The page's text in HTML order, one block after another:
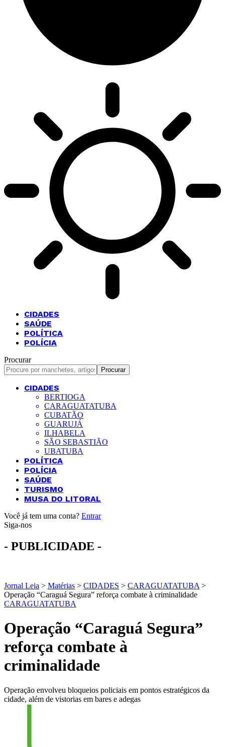
CIDADES
SAÚDE
POLÍTICA
POLÍCIA
Procurar
CIDADES
BERTIOGA
CARAGUATATUBA
CUBATÃO
GUARUJÁ
ILHABELA
SÃO SEBASTIÃO
UBATUBA
POLÍTICA
POLÍCIA
SAÚDE
TURISMO
MUSA DO LITORAL
Você já tem uma conta? Entrar
Siga-nos
- PUBLICIDADE -
Jornal Leia > Matérias > CIDADES > CARAGUATATUBA >
Operação “Caraguá Segura” reforça combate à criminalidade
CARAGUATATUBA
Operação “Caraguá Segura”
reforça combate à
criminalidade
Operação envolveu bloqueios policiais em pontos estratégicos da
cidade, além de vistorias em bares e adegas